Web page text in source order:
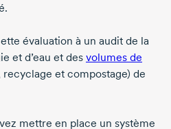
évaluation à un audit de la
et d’eau et des volumes de
recyclage et compostage) de
mettre en place un système